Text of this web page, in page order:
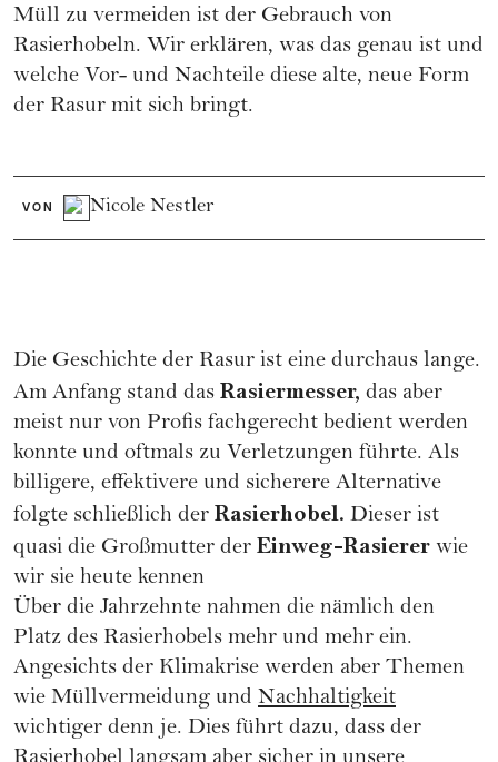
Müll zu vermeiden ist der Gebrauch von
Rasierhobeln. Wir erklären, was das genau ist und
welche Vor- und Nachteile diese alte, neue Form
der Rasur mit sich bringt.
VON Nicole Nestler
Die Geschichte der Rasur ist eine durchaus lange.
Am Anfang stand das Rasiermesser, das aber
meist nur von Profis fachgerecht bedient werden
konnte und oftmals zu Verletzungen führte. Als
billigere, effektivere und sicherere Alternative
folgte schließlich der Rasierhobel. Dieser ist
quasi die Großmutter der Einweg-Rasierer wie
wir sie heute kennen
Über die Jahrzehnte nahmen die nämlich den
Platz des Rasierhobels mehr und mehr ein.
Angesichts der Klimakrise werden aber Themen
wie Müllvermeidung und Nachhaltigkeit
wichtiger denn je. Dies führt dazu, dass der